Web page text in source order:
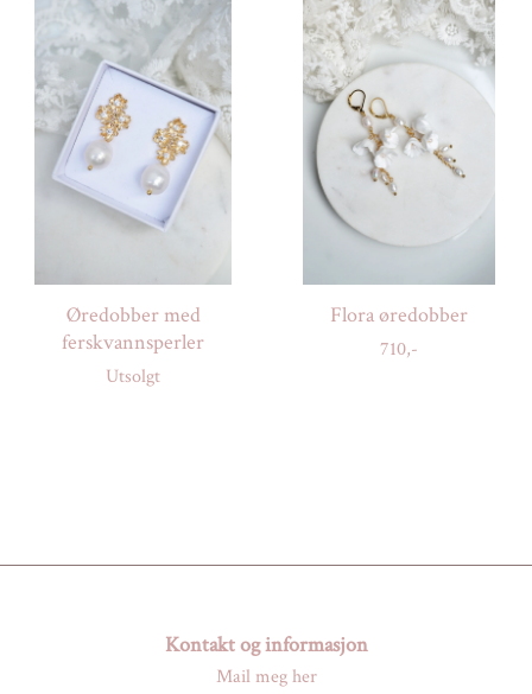
Øredobber med
ferskvannsperler
Utsolgt
Flora øredobber
710,-
Kontakt og informasjon
Mail meg her